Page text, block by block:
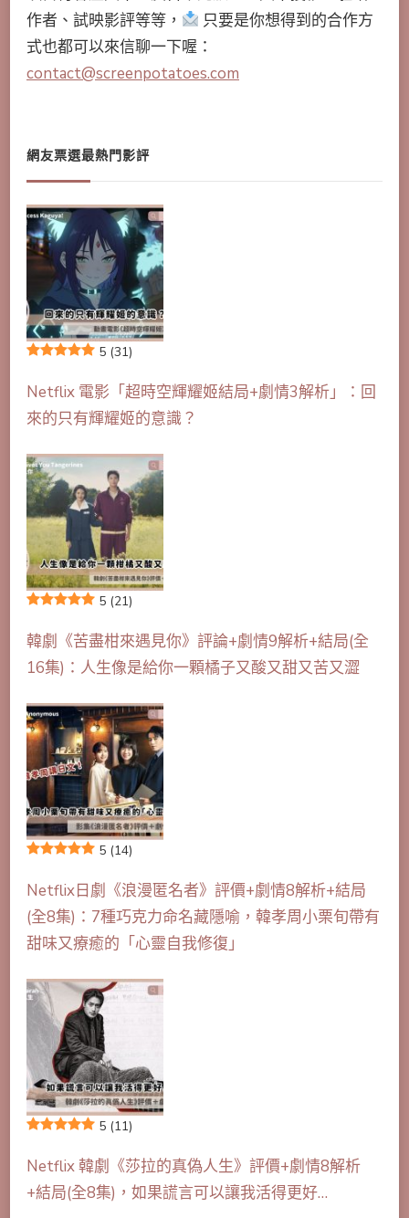
作者、試映影評等等，
只要是你想得到的合作方
式也都可以來信聊一下喔：
contact@screenpotatoes.com
網友票選最熱門影評
5 (31)
Netflix 電影「超時空輝耀姬結局+劇情3解析」：回
來的只有輝耀姬的意識？
5 (21)
韓劇《苦盡柑來遇見你》評論+劇情9解析+結局(全
16集)：人生像是給你一顆橘子又酸又甜又苦又澀
5 (14)
Netflix日劇《浪漫匿名者》評價+劇情8解析+結局
(全8集)：7種巧克力命名藏隱喻，韓孝周小栗旬帶有
甜味又療癒的「心靈自我修復」
5 (11)
Netflix 韓劇《莎拉的真偽人生》評價+劇情8解析
+結局(全8集)，如果謊言可以讓我活得更好…